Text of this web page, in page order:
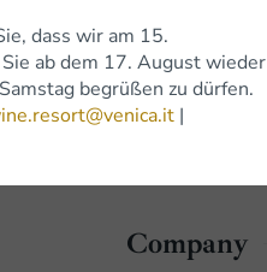
Company
dass wir am 15.
ab dem 17. August wieder
begrüßen zu dürfen.
|